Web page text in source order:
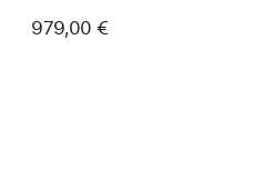
979,00 €